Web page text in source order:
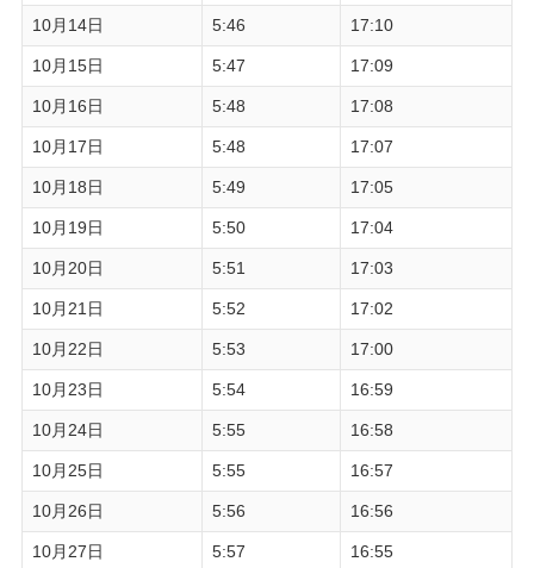
10月14日 5:46 17:10
10月15日 5:47 17:09
10月16日 5:48 17:08
10月17日 5:48 17:07
10月18日 5:49 17:05
10月19日 5:50 17:04
10月20日 5:51 17:03
10月21日 5:52 17:02
10月22日 5:53 17:00
10月23日 5:54 16:59
10月24日 5:55 16:58
10月25日 5:55 16:57
10月26日 5:56 16:56
10月27日 5:57 16:55